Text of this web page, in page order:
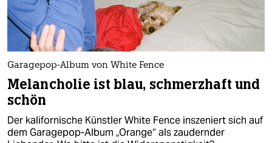
Garagepop-Album von White Fence
Melancholie ist blau, schmerzhaft und
schön
Der kalifornische Künstler White Fence inszeniert sich auf
dem Garagepop-Album „Orange“ als zaudernder